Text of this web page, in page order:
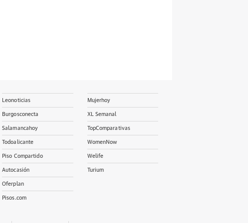
Leonoticias
Burgosconecta
Salamancahoy
Todoalicante
Piso Compartido
Autocasión
Oferplan
Pisos.com
Mujerhoy
XL Semanal
TopComparativas
WomenNow
Welife
Turium